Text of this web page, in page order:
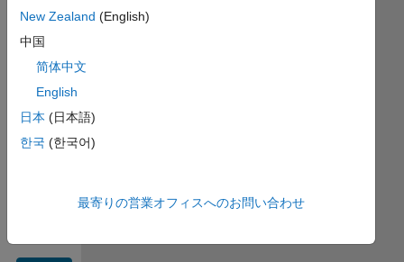
NOT
simply
re-
variables,
use a
New Zealand (English)
中国
简体中文
English
日本 (日本語)
한국 (한국어)
最寄りの営業オフィスへのお問い合わせ